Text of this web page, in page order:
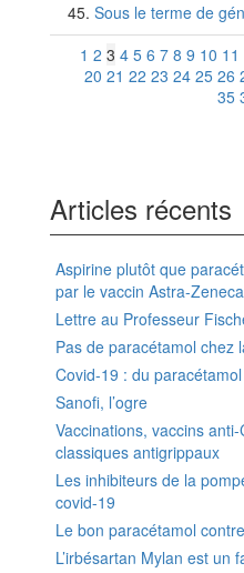
Sous le terme de
1 2 3 4 5 6 7 8 9 10 11
20 21 22 23 24 25 26
35
Articles récents
Aspirine plutôt que
par le vaccin Astra-
Lettre au Professeur
Pas de paracétamol chez
Covid-19 : du
Sanofi, l’ogre
Vaccinations, vaccins
classiques antigrippaux
Les inhibiteurs de la
covid-19
Le bon paracétamol
L’irbésartan Mylan est un